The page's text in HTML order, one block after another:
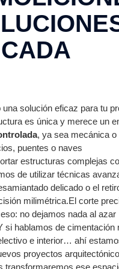
solución eficaz para tu
es única y merece un
, ya sea mecánica o
puentes o naves
estructuras complejas
de utilizar técnicas
delicado o el
milimétrica.El corte
no dejamos nada al azar
hablamos de cimentación
e interior… ahí
proyectos
transformaremos ese